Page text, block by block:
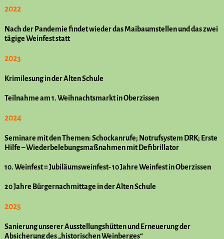
2022
Nach der Pandemie findet wieder das Maibaumstellen und das zwei
tägige Weinfest statt
2023
Krimilesung in der Alten Schule
Teilnahme am 1. Weihnachtsmarkt in Oberzissen
2024
Seminare mit den Themen: Schockanrufe; Notrufsystem DRK; Erste
Hilfe – Wiederbelebungsmaßnahmen mit Defibrillator
10. Weinfest = Jubiläumsweinfest- 10 Jahre Weinfest in Oberzissen
20 Jahre Bürgernachmittage in der Alten Schule
2025
Sanierung unserer Ausstellungshütten und Erneuerung der
Absicherung des „historischen Weinberges“